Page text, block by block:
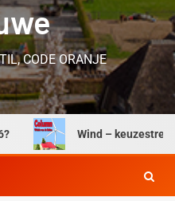
CODE ORANJE
Wind – keuzestress